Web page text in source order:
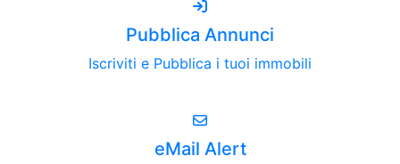
Pubblica Annunci
Iscriviti e Pubblica i tuoi immobili
eMail Alert